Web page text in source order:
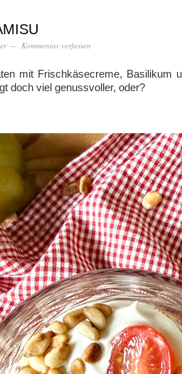
Kommentar verfassen
mit Frischkäsecreme, Basilikum
doch viel genussvoller, oder?